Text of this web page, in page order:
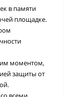
в памяти
площадке.
моментом,
защиты от